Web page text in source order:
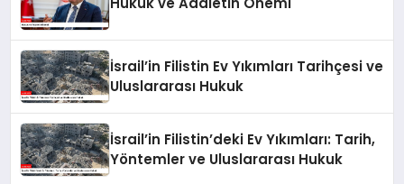
İsrail’in Filistin Ev Yıkımları Tarihçesi ve
Uluslararası Hukuk
İsrail’in Filistin’deki Ev Yıkımları: Tarih,
Yöntemler ve Uluslararası Hukuk